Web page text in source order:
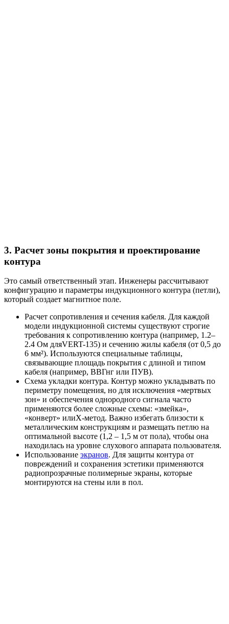
3. Расчет зоны покрытия и проектирование
контура
Это самый ответственный этап. Инженеры рассчитывают
конфигурацию и параметры индукционного контура (петли),
который создает магнитное поле.
Расчет сопротивления и сечения кабеля. Для каждой
модели индукционной системы существуют строгие
требования к сопротивлению контура (например, 1.2–
2.4 Ом дляVERT-135) и сечению жилы кабеля (от 0,5 до
6 мм²). Используются специальные таблицы,
связывающие площадь покрытия с длиной и типом
кабеля (например, ВВГнг или ПУВ).
Схема укладки контура. Контур можно укладывать по
периметру помещения, но для исключения «мертвых
зон» и обеспечения однородного сигнала часто
применяются более сложные схемы: «змейка»,
«конверт» илиX-метод. Важно избегать близости к
металлическим конструкциям и размещать петлю на
оптимальной высоте (1,2 – 1,5 м от пола), чтобы она
находилась на уровне слухового аппарата пользователя.
Использование экранов. Для защиты контура от
повреждений и сохранения эстетики применяются
радиопрозрачные полимерные экраны, которые
монтируются на стены или в пол.